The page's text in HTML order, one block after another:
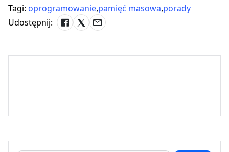
Tagi: oprogramowanie,pamięć masowa,porady
Udostępnij: